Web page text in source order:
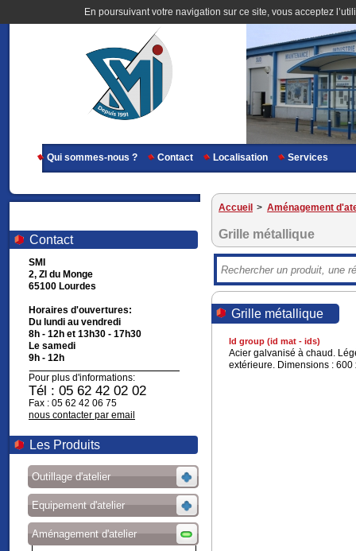
En poursuivant votre navigation sur ce site, vous acceptez
Qui sommes-nous ? Contact Localisation Services
Contact
SMI
2, ZI du Monge
65100 Lourdes
Horaires d'ouvertures:
Du lundi au vendredi
8h - 12h et 13h30 - 17h30
Le samedi
9h - 12h
Pour plus d'informations:
Tél : 05 62 42 02 02
Fax : 05 62 42 06 75
nous contacter par email
Les Produits
Outillage d'atelier
Equipement d'atelier
Aménagement d'atelier
Accueil > Aménagement
Grille métallique
Grille métallique
Id group (id mat - ids)
Acier galvanisé à chaud.
extérieure. Dimensions : 600